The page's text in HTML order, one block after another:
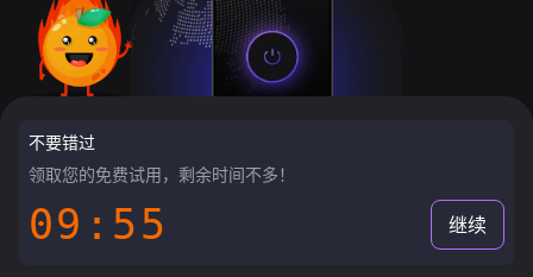
不要错过
领取您的免费试用，剩余时间不多！
09:55 继续